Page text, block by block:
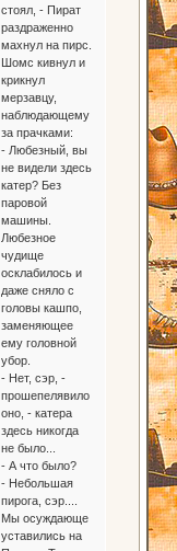
стоял, - Пират
раздраженно
махнул на пирс.
Шомс кивнул и
крикнул
мерзавцу,
наблюдающему
за прачками:
- Любезный, вы
не видели здесь
катер? Без
паровой
машины.
Любезное
чудище
осклабилось и
даже сняло с
головы кашпо,
заменяющее
ему головной
убор.
- Нет, сэр, -
прошепелявило
оно, - катера
здесь никогда
не было...
- А что было?
- Небольшая
пирога, сэр....
Мы осуждающе
уставились на